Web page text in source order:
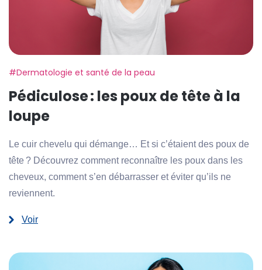
Etiquette:
#Dermatologie et santé de la peau
Pédiculose : les poux de tête à la
loupe
Le cuir chevelu qui démange… Et si c’étaient des poux de
tête ? Découvrez comment reconnaître les poux dans les
cheveux, comment s’en débarrasser et éviter qu’ils ne
reviennent.
Voir
:
poux